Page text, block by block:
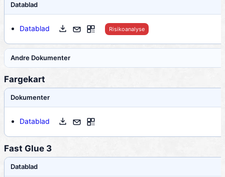
Datablad
Datablad Risikoanalyse
Andre Dokumenter
Fargekart
Dokumenter
Datablad
Fast Glue 3
Datablad